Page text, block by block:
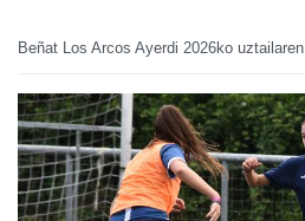
Beñat Los Arcos Ayerdi 2026ko